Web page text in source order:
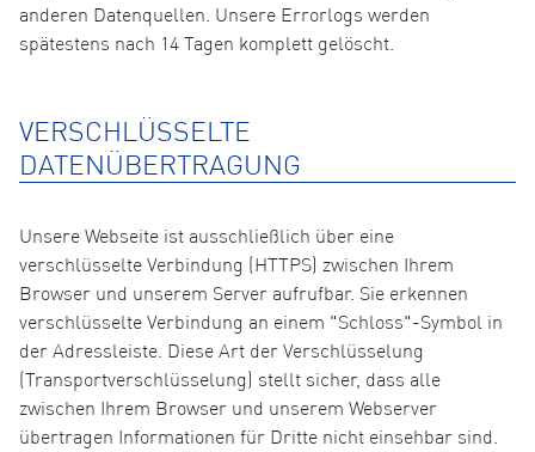
anderen Datenquellen. Unsere Errorlogs werden
spätestens nach 14 Tagen komplett gelöscht.
VERSCHLÜSSELTE
DATENÜBERTRAGUNG
Unsere Webseite ist ausschließlich über eine
verschlüsselte Verbindung (HTTPS) zwischen Ihrem
Browser und unserem Server aufrufbar. Sie erkennen
verschlüsselte Verbindung an einem "Schloss"-Symbol in
der Adressleiste. Diese Art der Verschlüsselung
(Transportverschlüsselung) stellt sicher, dass alle
zwischen Ihrem Browser und unserem Webserver
übertragen Informationen für Dritte nicht einsehbar sind.